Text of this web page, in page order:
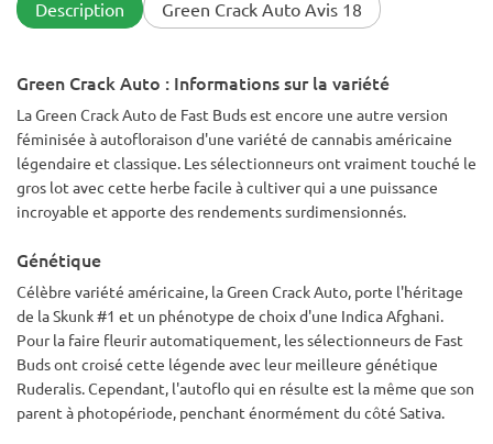
3 semaines, cette variété produira de nombreuses branches
branche si suffisamment de lumière est appliquée sur la
L'odeur de cette variété lors de la récolte est 100% pur
pamplemousse rose et reste solide tout au long de la cure.
Beaucoup de résine avec la Green Crack, probablement une
bonne variété pour ceux qui cherchent à faire de la
colophane, etc. L'effet de ce cannabis est vraiment digne de
son nom et de sa réputation. C'est une fumée forte avec les
votre plaisir - Frapper fort et vite sans le rythme cardiaque
La saveur rappelle l'herbe "hydroponique" de la vieille école
qui est devenue populaire à la fin des années 80 au début des
années 90. C'est un goût corsé avec des notes de pin et
d'agrumes - vraiment doux dans un joint ou une vape. Mon
mari est un fumeur de longue date avec une tolérance assez
élevée au THC et il voulait une variété qui le ferait vraiment
planer à nouveau. La Green Crack a réussi à accomplir cette
Description Green Crack Auto Avis 18
Green Crack Auto : Informations sur la variété
La Green Crack Auto de Fast Buds est encore une autre version
féminisée à autofloraison d'une variété de cannabis américaine
légendaire et classique. Les sélectionneurs ont vraiment touché le
gros lot avec cette herbe facile à cultiver qui a une puissance
incroyable et apporte des rendements surdimensionnés.
Génétique
Célèbre variété américaine, la Green Crack Auto, porte l'héritage
de la Skunk #1 et un phénotype de choix d'une Indica Afghani.
Pour la faire fleurir automatiquement, les sélectionneurs de Fast
Buds ont croisé cette légende avec leur meilleure génétique
Ruderalis. Cependant, l'autoflo qui en résulte est la même que son
parent à photopériode, penchant énormément du côté Sativa.